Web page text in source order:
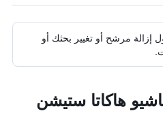
إزالة مرشح أو تغيير بحثك أو
هاكاتا ستيشن